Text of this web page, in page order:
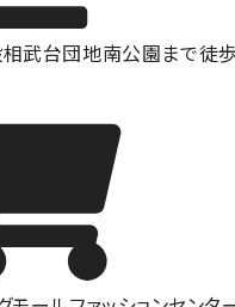
相武台団地南公園まで徒